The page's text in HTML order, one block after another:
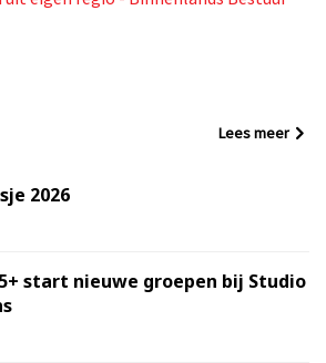
Lees meer
2026
nieuwe groepen bij Studio